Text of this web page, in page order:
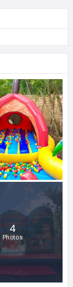
4
Photos